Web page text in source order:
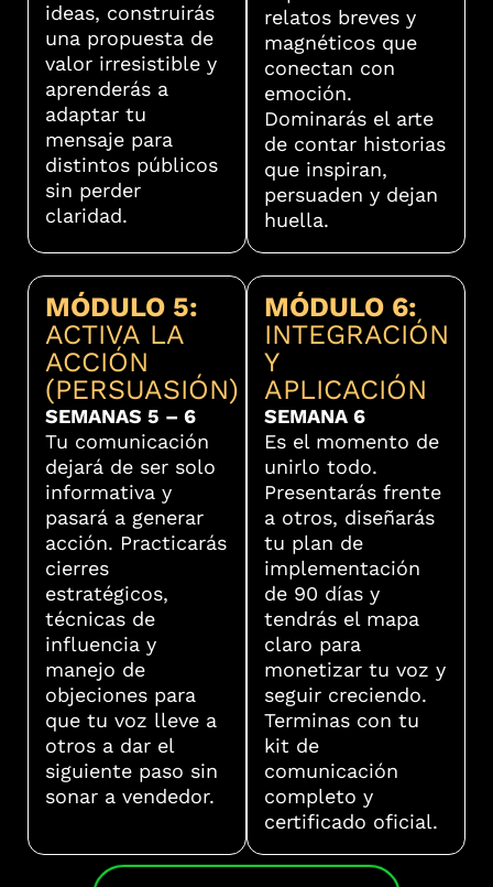
ideas, construirás
una propuesta de
valor irresistible y
aprenderás a
adaptar tu
mensaje para
distintos públicos
sin perder
claridad.
relatos breves y
magnéticos que
conectan con
emoción.
Dominarás el arte
de contar historias
que inspiran,
persuaden y dejan
huella.
MÓDULO 5:
ACTIVA LA
ACCIÓN
(PERSUASIÓN)
SEMANAS 5 – 6
Tu comunicación
dejará de ser solo
informativa y
pasará a generar
acción. Practicarás
cierres
estratégicos,
técnicas de
influencia y
manejo de
objeciones para
que tu voz lleve a
otros a dar el
siguiente paso sin
sonar a vendedor.
MÓDULO 6:
INTEGRACIÓN
Y
APLICACIÓN
SEMANA 6
Es el momento de
unirlo todo.
Presentarás frente
a otros, diseñarás
tu plan de
implementación
de 90 días y
tendrás el mapa
claro para
monetizar tu voz y
seguir creciendo.
Terminas con tu
kit de
comunicación
completo y
certificado oficial.